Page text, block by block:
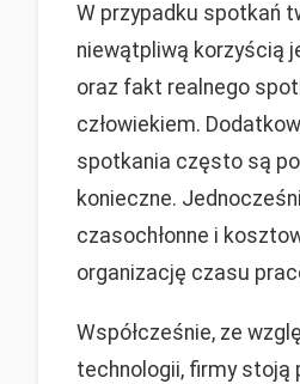
W przypadku spotkań
niewątpliwą korzyścią
oraz fakt realnego
człowiekiem.
spotkania często są
konieczne.
czasochłonne i
organizację czasu
Współcześnie, ze
technologii, firmy stoją